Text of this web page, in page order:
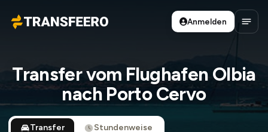
Transfeero
Anmelden
Transfer vom Flughafen Olbia
nach Porto Cervo
Transfer Stundenweise